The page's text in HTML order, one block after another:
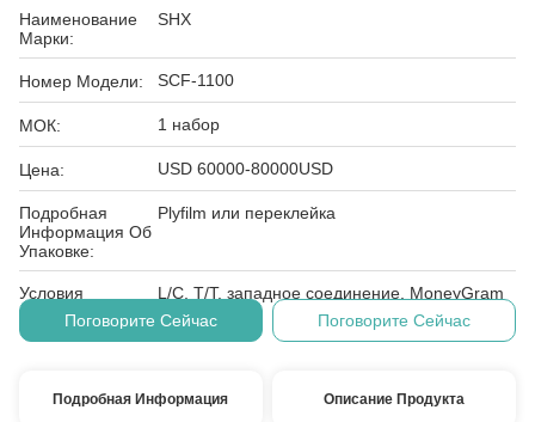
Наименование
Марки:
SHX
Номер Модели: SCF-1100
МОК: 1 набор
Цена: USD 60000-80000USD
Подробная
Информация Об
Упаковке:
Plyfilm или переклейка
Условия
Оплаты:
L/C, T/T, западное соединение, MoneyGram
Поговорите Сейчас
Поговорите Сейчас
Подробная Информация Описание Продукта